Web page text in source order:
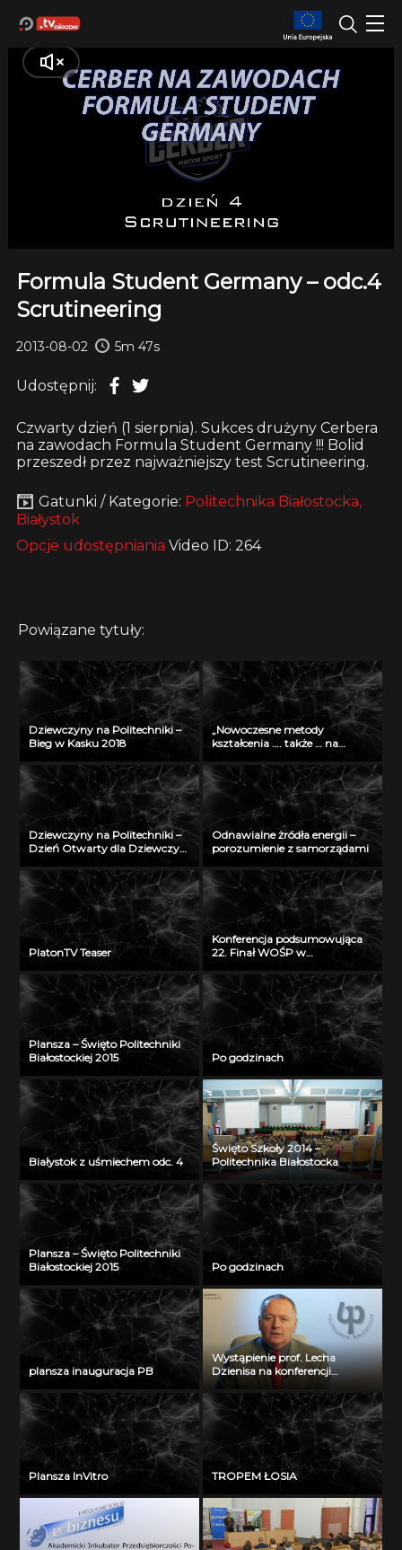
Formula Student Germany – odc.4
Scrutineering
2013-08-02 5m 47s
Udostępnij:
Czwarty dzień (1 sierpnia). Sukces drużyny Cerbera
na zawodach Formula Student Germany !!! Bolid
przeszedł przez najważniejszy test Scrutineering.
Gatunki / Kategorie: Politechnika Białostocka,
Białystok
Opcje udostępniania Video ID: 264
Powiązane tytuły:
Dziewczyny na Politechniki –
Bieg w Kasku 2018
„Nowoczesne metody
kształcenia …. także … na
Radiu Akadera – 11 grudzień
2012
Dziewczyny na Politechniki –
Dzień Otwarty dla Dziewczyn
Odnawialne żródła energii –
porozumienie z samorządami
PlatonTV Teaser
Konferencja podsumowująca
22. Finał WOŚP w
Plansza – Święto Politechniki
Białostockiej 2015
Po godzinach
Białystok z uśmiechem odc. 4
Święto Szkoły 2014 –
Politechnika Białostocka
Plansza – Święto Politechniki
Białostockiej 2015
Po godzinach
plansza inauguracja PB
Wystąpienie prof. Lecha
Dzienisa na konferencji
„Integration, partnership and
innovations in civil engineering
and education”
Plansza InVitro TROPEM ŁOSIA